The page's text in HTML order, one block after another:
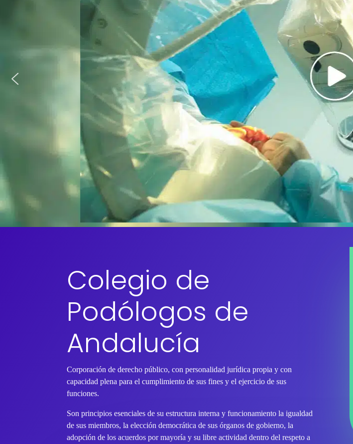
Colegio de
Podólogos de
Andalucía
Corporación de derecho público, con personalidad jurídica propia y con
capacidad plena para el cumplimiento de sus fines y el ejercicio de sus
funciones.
Son principios esenciales de su estructura interna y funcionamiento la igualdad
de sus miembros, la elección democrática de sus órganos de gobierno, la
adopción de los acuerdos por mayoría y su libre actividad dentro del respeto a